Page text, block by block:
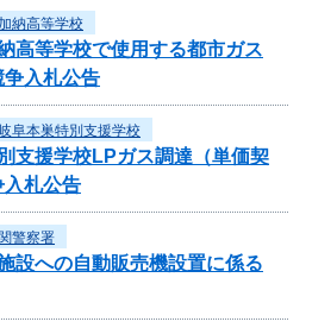
納高等学校
高等学校で使用する都市ガス
入札公告
阜本巣特別支援学校
支援学校LPガス調達（単価契
入札公告
警察署
への自動販売機設置に係る